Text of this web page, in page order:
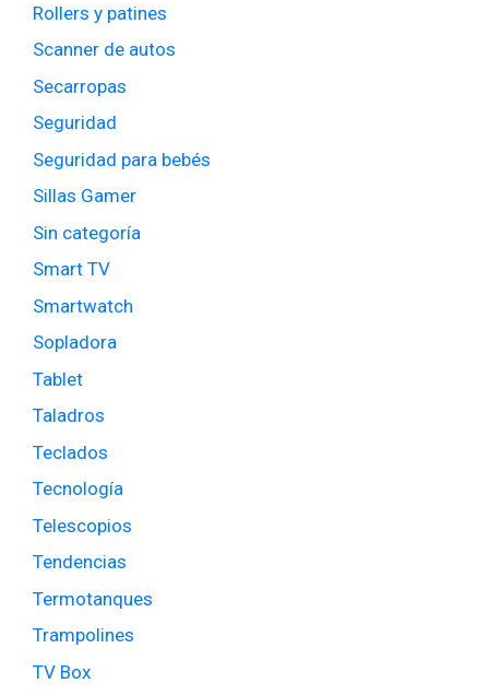
Rollers y patines
Scanner de autos
Secarropas
Seguridad
Seguridad para bebés
Sillas Gamer
Sin categoría
Smart TV
Smartwatch
Sopladora
Tablet
Taladros
Teclados
Tecnología
Telescopios
Tendencias
Termotanques
Trampolines
TV Box